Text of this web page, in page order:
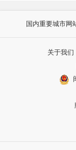
国内重要城市网
关于我们